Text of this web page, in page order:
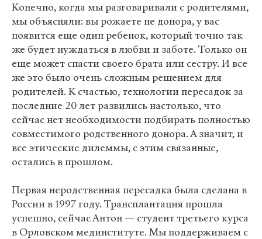
Конечно, когда мы разговаривали с родителями,
мы объясняли: вы рожаете не донора, у вас
появится еще один ребенок, который точно так
же будет нуждаться в любви и заботе. Только он
еще может спасти своего брата или сестру. И все
же это было очень сложным решением для
родителей. К счастью, технологии пересадок за
последние 20 лет развились настолько, что
сейчас нет необходимости подбирать полностью
совместимого родственного донора. А значит, и
все этические дилеммы, с этим связанные,
остались в прошлом.
Первая неродственная пересадка была сделана в
России в 1997 году. Трансплантация прошла
успешно, сейчас Антон — студент третьего курса
в Орловском мединституте. Мы поддерживаем с